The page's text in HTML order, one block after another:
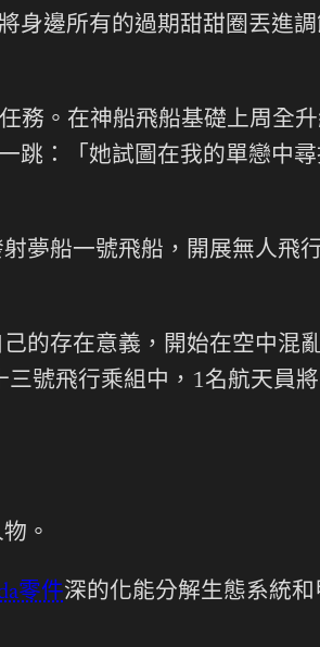
身邊所有的過期甜甜圈丟進
務。在神船飛船基礎上周全
跳：「她試圖在我的單戀中
夢船一號飛船，開展無人飛
的存在意義，開始在空中混
號飛行乘組中，1名航天員
。
零件深的化能分解生態系統